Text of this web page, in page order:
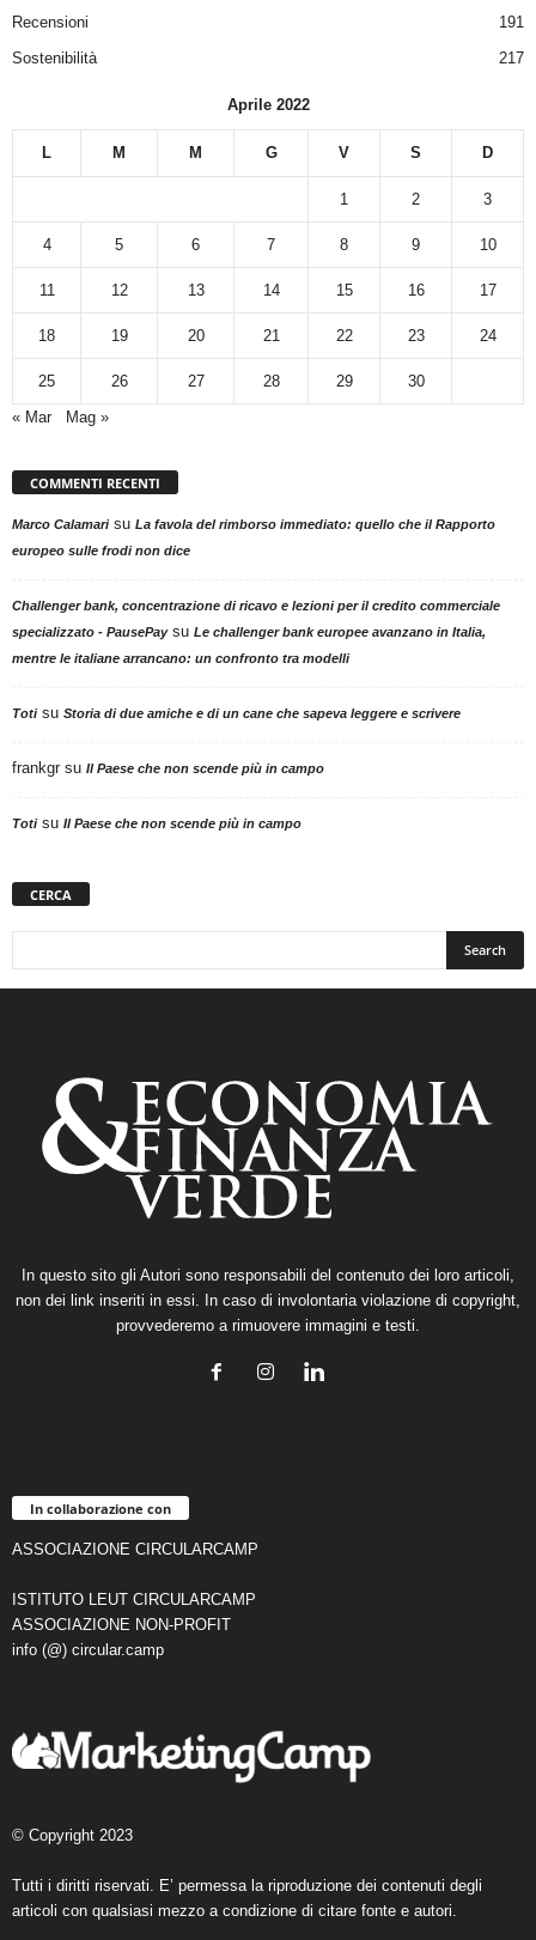
Recensioni
191
Sostenibilità
217
Aprile 2022
L M M G V S D
1 2 3
4 5 6 7 8 9 10
11 12 13 14 15 16 17
18 19 20 21 22 23 24
25 26 27 28 29
30
« Mar
Mag »
COMMENTI RECENTI
Marco Calamarisu La favola del rimborso immediato: quello che il Rapporto
europeo sulle frodi non dice
Challenger bank, concentrazione di ricavo e lezioni per il credito commerciale
specializzato - PausePaysu Le challenger bank europee avanzano in Italia,
mentre le italiane arrancano: un confronto tra modelli
Totisu Storia di due amiche e di un cane che sapeva leggere e scrivere
frankgr su Il Paese che non scende più in campo
Totisu Il Paese che non scende più in campo
CERCA
In questo sito gli Autori sono responsabili del contenuto dei loro articoli,
non dei link inseriti in essi. In caso di involontaria violazione di copyright,
provvederemo a rimuovere immagini e testi.
In collaborazione con
ASSOCIAZIONE CIRCULARCAMP
ISTITUTO LEUT CIRCULARCAMP
ASSOCIAZIONE NON-PROFIT
info (@) circular.camp
© Copyright 2023
Tutti i diritti riservati. E’ permessa la riproduzione dei contenuti degli
articoli con qualsiasi mezzo a condizione di citare fonte e autori.